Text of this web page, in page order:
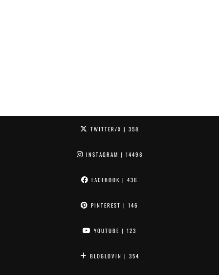
TWITTER/X | 358
INSTAGRAM | 14498
FACEBOOK | 436
PINTEREST | 146
YOUTUBE | 123
BLOGLOVIN | 354